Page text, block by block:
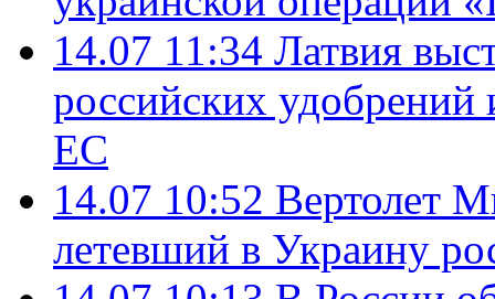
14.07 11:34 Латвия
российских
ЕС
14.07 10:52 Вертолет
летевший в Украину